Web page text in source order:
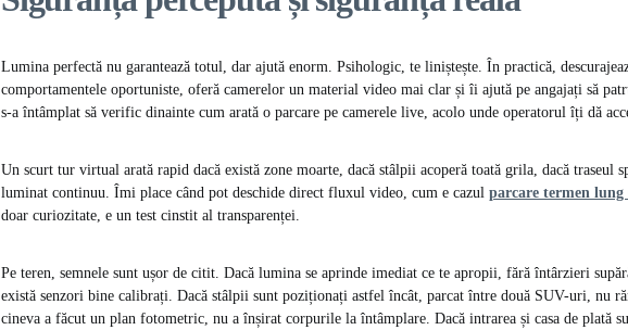
Lumina perfectă nu garantează totul, dar ajută enorm. Psihologic, te liniștește. În practică,
comportamentele oportuniste, oferă camerelor un material video mai clar și îi ajută pe angajați să
s-a întâmplat să verific dinainte cum arată o parcare pe camerele live, acolo unde operatorul îți dă
Un scurt tur virtual arată rapid dacă există zone moarte, dacă stâlpii acoperă toată grila, dacă traseul
luminat continuu. Îmi place când pot deschide direct fluxul video, cum e cazul parcare termen lung
doar curiozitate, e un test cinstit al transparenței.
Pe teren, semnele sunt ușor de citit. Dacă lumina se aprinde imediat ce te apropii, fără întârzieri
există senzori bine calibrați. Dacă stâlpii sunt poziționați astfel încât, parcat între două SUV-uri, nu
cineva a făcut un plan fotometric, nu a înșirat corpurile la întâmplare. Dacă intrarea și casa de plată